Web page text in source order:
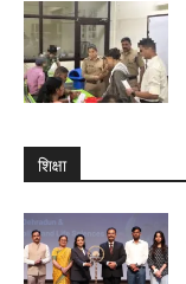
शिक्षा